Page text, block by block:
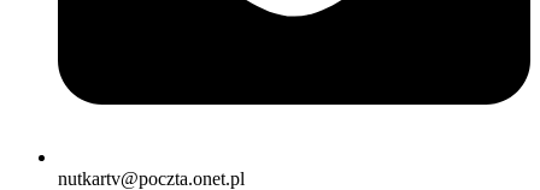
nutkartv@poczta.onet.pl